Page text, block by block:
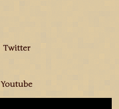
Twitter
Youtube